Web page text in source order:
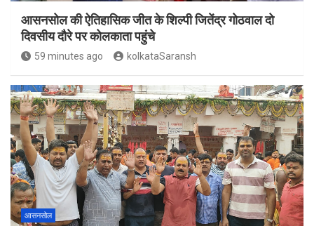
आसनसोल की ऐतिहासिक जीत के शिल्पी जितेंद्र गोठवाल दो
दिवसीय दौरे पर कोलकाता पहुंचे
59 minutes ago kolkataSaransh
आसनसोल